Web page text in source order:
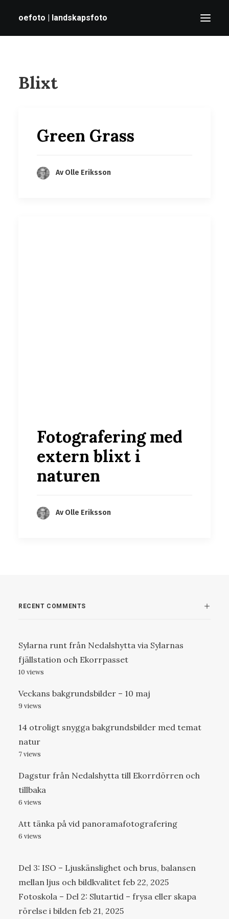
oefoto | landskapsfoto
GALLERI
Blixt
Green Grass
Av Olle Eriksson
Fotografering med
extern blixt i
naturen
Av Olle Eriksson
RECENT COMMENTS
Sylarna runt från Nedalshytta via Sylarnas
fjällstation och Ekorrpasset
10 views
Veckans bakgrundsbilder – 10 maj
9 views
14 otroligt snygga bakgrundsbilder med temat
natur
7 views
Dagstur från Nedalshytta till Ekorrdörren och
tillbaka
6 views
Att tänka på vid panoramafotografering
6 views
Del 3: ISO – Ljuskänslighet och brus, balansen
mellan ljus och bildkvalitet feb 22, 2025
Fotoskola – Del 2: Slutartid – frysa eller skapa
rörelse i bilden feb 21, 2025